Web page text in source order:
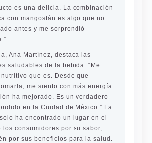
es una delicia. La combinación
con mangostán es algo que no
antes y me sorprendió
Ana Martínez, destaca las
saludables de la bebida: “Me
que es. Desde que
me siento con más energía
ha mejorado. Es un verdadero
en la Ciudad de México.” La
ha encontrado un lugar en el
los consumidores por su sabor,
por sus beneficios para la salud.